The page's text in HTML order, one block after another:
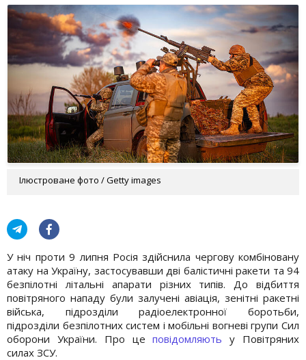
Ілюстроване фото / Getty images
У ніч проти 9 липня Росія здійснила чергову комбіновану
атаку на Україну, застосувавши дві балістичні ракети та 94
безпілотні літальні апарати різних типів. До відбиття
повітряного нападу були залучені авіація, зенітні ракетні
війська, підрозділи радіоелектронної боротьби,
підрозділи безпілотних систем і мобільні вогневі групи Сил
оборони України. Про цеповідомляють у Повітряних
силах ЗСУ.